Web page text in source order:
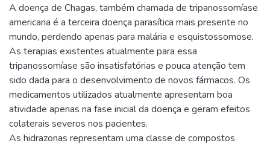
A doença de Chagas, também chamada de tripanossomíase
americana é a terceira doença parasítica mais presente no
mundo, perdendo apenas para malária e esquistossomose.
As terapias existentes atualmente para essa
tripanossomíase são insatisfatórias e pouca atenção tem
sido dada para o desenvolvimento de novos fármacos. Os
medicamentos utilizados atualmente apresentam boa
atividade apenas na fase inicial da doença e geram efeitos
colaterais severos nos pacientes.
As hidrazonas representam uma classe de compostos